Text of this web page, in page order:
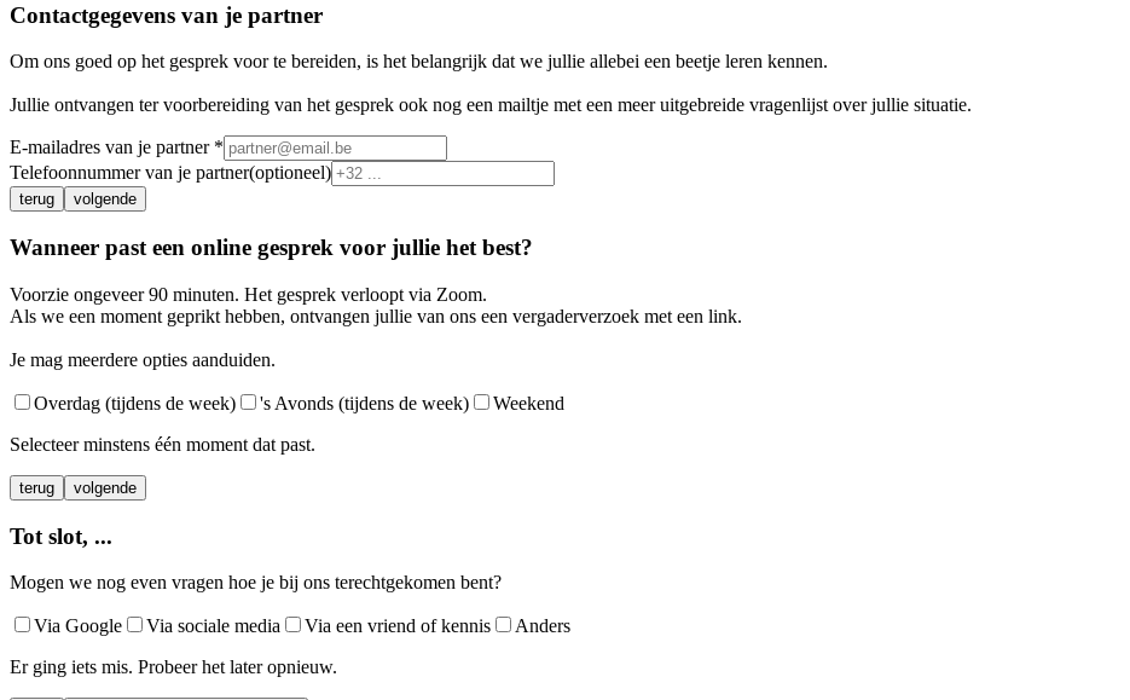
Contactgegevens van je partner
Om ons goed op het gesprek voor te bereiden, is het belangrijk dat we jullie allebei een beetje leren kennen.
Jullie ontvangen ter voorbereiding van het gesprek ook nog een mailtje met een meer uitgebreide vragenlijst over jullie situatie.
E-mailadres van je partner*
Telefoonnummer van je partner(optioneel)
terug volgende
Wanneer past een online gesprek voor jullie het best?
Voorzie ongeveer 90 minuten. Het gesprek verloopt via Zoom.
Als we een moment geprikt hebben, ontvangen jullie van ons een vergaderverzoek met een link.
Je mag meerdere opties aanduiden.
Overdag (tijdens de week) 's Avonds (tijdens de week)
Weekend
Selecteer minstens één moment dat past.
terug volgende
Tot slot, ...
Mogen we nog even vragen hoe je bij ons terechtgekomen bent?
Via Google Via sociale media Via een vriend of kennis
Anders
Er ging iets mis. Probeer het later opnieuw.